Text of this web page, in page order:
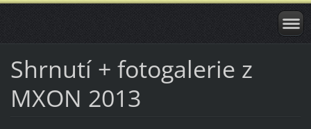
Shrnutí + fotogalerie z
MXON 2013